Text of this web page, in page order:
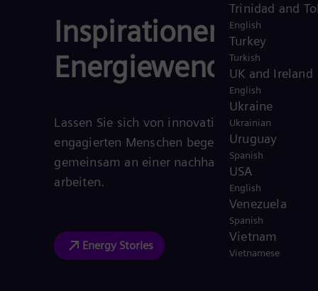
Trinidad and
English
Turkey
Turkish
UK and Ireland
English
Ukraine
Ukrainian
Uruguay
Spanish
USA
English
Venezuela
Spanish
Vietnam
Vietnamese
Inspirationen für die
Energiewende
Lassen Sie sich von innovativen Projekten und
engagierten Menschen begeistern, die
gemeinsam an einer nachhaltigen Zukunft
arbeiten.
Energy Stories